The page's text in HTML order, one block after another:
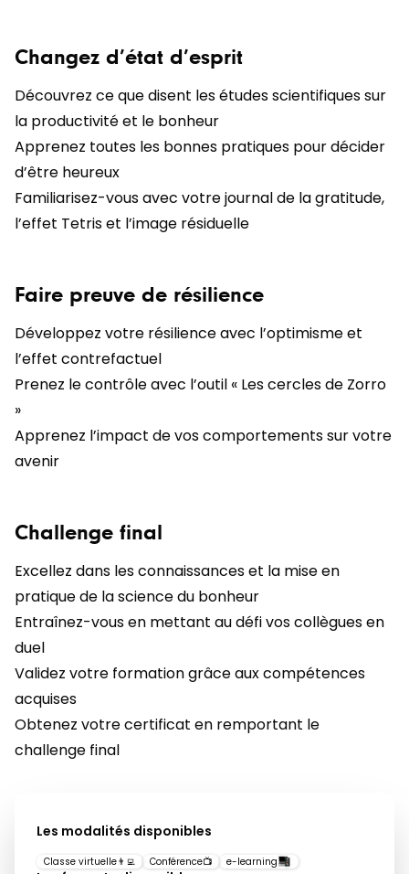
Changez d’état d’esprit
Découvrez ce que disent les études scientifiques sur
la productivité et le bonheur
Apprenez toutes les bonnes pratiques pour décider
d’être heureux
Familiarisez-vous avec votre journal de la gratitude,
l’effet Tetris et l’image résiduelle
Faire preuve de résilience
Développez votre résilience avec l’optimisme et
l’effet contrefactuel
Prenez le contrôle avec l’outil « Les cercles de Zorro
»
Apprenez l’impact de vos comportements sur votre
avenir
Challenge final
Excellez dans les connaissances et la mise en
pratique de la science du bonheur
Entraînez-vous en mettant au défi vos collègues en
duel
Validez votre formation grâce aux compétences
acquises
Obtenez votre certificat en remportant le
challenge final
Les modalités disponibles
Classe virtuelle👨‍💻 Conférence📺 e-learning